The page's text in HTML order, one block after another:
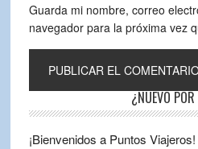
Guarda mi nombre, correo
navegador para la próxima vez
¿NUEVO
¡Bienvenidos a Puntos